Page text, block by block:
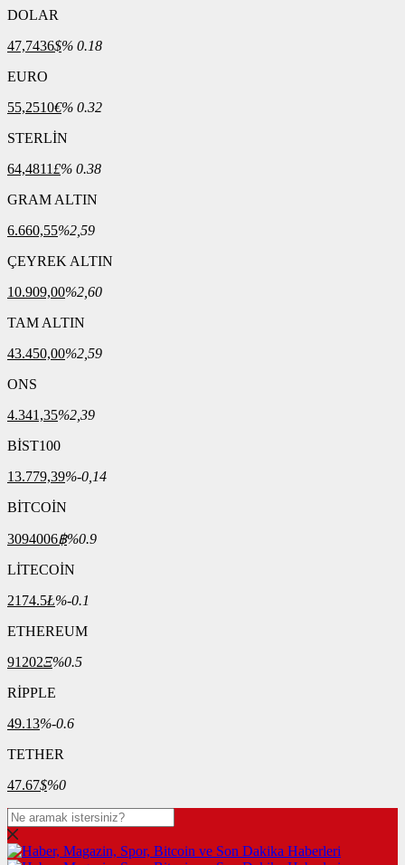
DOLAR
47,7436$% 0.18
EURO
55,2510€% 0.32
STERLİN
64,4811£% 0.38
GRAM ALTIN
6.660,55%2,59
ÇEYREK ALTIN
10.909,00%2,60
TAM ALTIN
43.450,00%2,59
ONS
4.341,35%2,39
BİST100
13.779,39%-0,14
BİTCOİN
3094006฿%0.9
LİTECOİN
2174.5Ł%-0.1
ETHEREUM
91202Ξ%0.5
RİPPLE
49.13%-0.6
TETHER
47.67$%0